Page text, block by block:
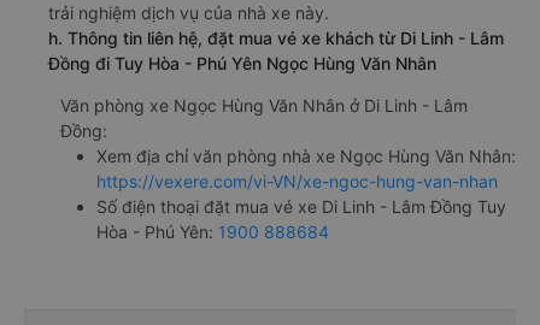
trải nghiệm dịch vụ của nhà xe này.
h. Thông tin liên hệ, đặt mua vé xe khách từ Di Linh - Lâm
Đồng đi Tuy Hòa - Phú Yên Ngọc Hùng Văn Nhân
Văn phòng xe Ngọc Hùng Văn Nhân ở Di Linh - Lâm
Đồng:
Xem địa chỉ văn phòng nhà xe Ngọc Hùng Văn Nhân:
https://vexere.com/vi-VN/xe-ngoc-hung-van-nhan
Số điện thoại đặt mua vé xe Di Linh - Lâm Đồng Tuy
Hòa - Phú Yên: 1900 888684